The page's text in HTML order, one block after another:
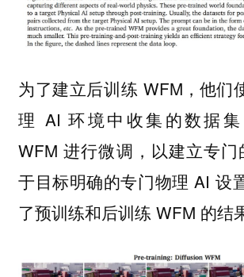
为了建立后训练 WFM，他们
理 AI 环境中收集的数据
WFM 进行微调，以建立专门
于目标明确的专门物理 AI 设
了预训练和后训练 WFM 的结